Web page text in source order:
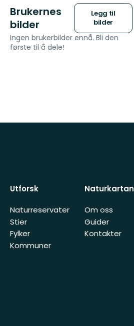
Brukernes
bilder
Legg til
bilder
Ingen brukerbilder ennå. Bli den
første til å dele!
Utforsk
Naturreservater
Stier
Fylker
Kommuner
Naturkartan
Om oss
Guider
Kontakter